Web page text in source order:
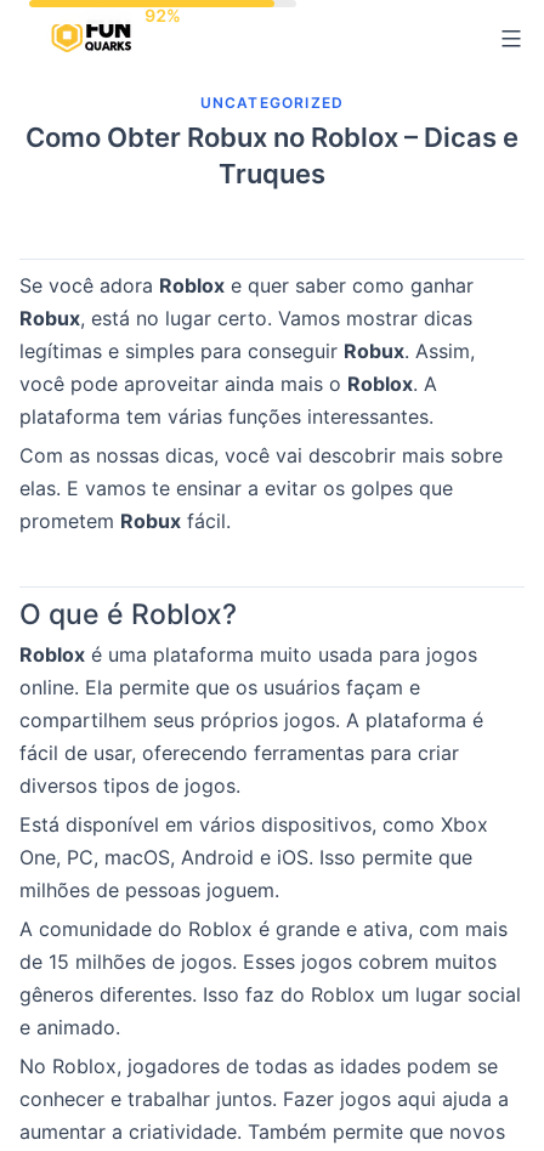
conteúdo
UNCATEGORIZED
Como Obter Robux no Roblox – Dicas e
Truques
Se você adora Roblox e quer saber como ganhar
Robux, está no lugar certo. Vamos mostrar dicas
legítimas e simples para conseguir Robux. Assim,
você pode aproveitar ainda mais o Roblox. A
plataforma tem várias funções interessantes.
Com as nossas dicas, você vai descobrir mais sobre
elas. E vamos te ensinar a evitar os golpes que
prometem Robux fácil.
O que é Roblox?
Roblox é uma plataforma muito usada para jogos
online. Ela permite que os usuários façam e
compartilhem seus próprios jogos. A plataforma é
fácil de usar, oferecendo ferramentas para criar
diversos tipos de jogos.
Está disponível em vários dispositivos, como Xbox
One, PC, macOS, Android e iOS. Isso permite que
milhões de pessoas joguem.
A comunidade do Roblox é grande e ativa, com mais
de 15 milhões de jogos. Esses jogos cobrem muitos
gêneros diferentes. Isso faz do Roblox um lugar social
e animado.
No Roblox, jogadores de todas as idades podem se
conhecer e trabalhar juntos. Fazer jogos aqui ajuda a
aumentar a criatividade. Também permite que novos